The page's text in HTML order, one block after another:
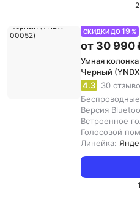
СКИДКИ ДО19 %
от 30 990
Умная
Черный
4.3
30
Версия
Встроенное
Голосовой
Линейка: